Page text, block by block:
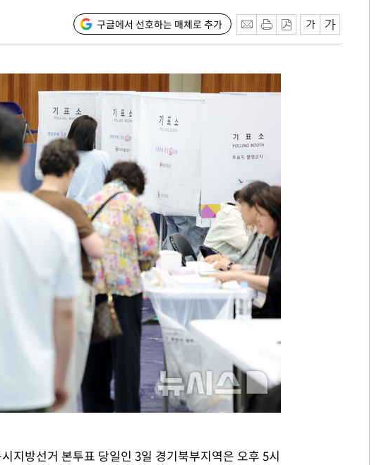
음주
죄송"
화·
정
뛸
]
아틀
구글에서 선호하는 매체로 추가
지방선거 본투표 당일인 3일 경기북부지역은 오후 5시